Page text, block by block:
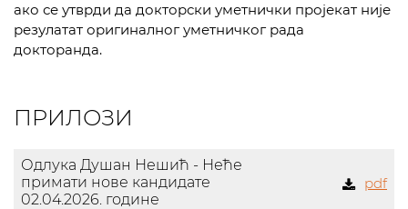
ако се утврди да докторски уметнички пројекат није
резулатат оригиналног уметничког рада
докторанда.
ПРИЛОЗИ
Одлука Душан Нешић - Неће
примати нове кандидате
02.04.2026. године
pdf